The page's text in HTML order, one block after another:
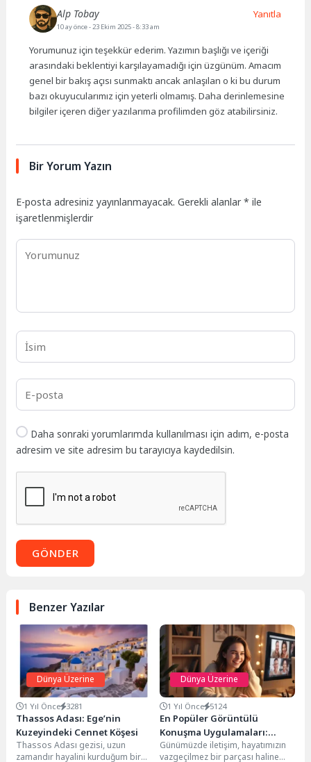
Alp Tobay
10 ay önce- 23 Ekim 2025 - 8:33 am
Yorumunuz için teşekkür ederim. Yazımın başlığı ve içeriği
arasındaki beklentiyi karşılayamadığı için üzgünüm. Amacım
genel bir bakış açısı sunmaktı ancak anlaşılan o ki bu durum
bazı okuyucularımız için yeterli olmamış. Daha derinlemesine
bilgiler içeren diğer yazılarıma profilimden göz atabilirsiniz.
Yanıtla
Bir Yorum Yazın
E-posta adresiniz yayınlanmayacak. Gerekli alanlar* ile
işaretlenmişlerdir
Daha sonraki yorumlarımda kullanılması için adım, e-posta
adresim ve site adresim bu tarayıcıya kaydedilsin.
GÖNDER
Benzer Yazılar
Dünya Üzerine
1 Yıl Önce 3281
Thassos Adası: Ege’nin
Kuzeyindeki Cennet Köşesi
Thassos Adası gezisi, uzun
zamandır hayalini kurduğum bir
Dünya Üzerine
1 Yıl Önce 5124
En Popüler Görüntülü
Konuşma Uygulamaları:
Ücretsiz ve Kaliteli
Günümüzde iletişim, hayatımızın
vazgeçilmez bir parçası haline